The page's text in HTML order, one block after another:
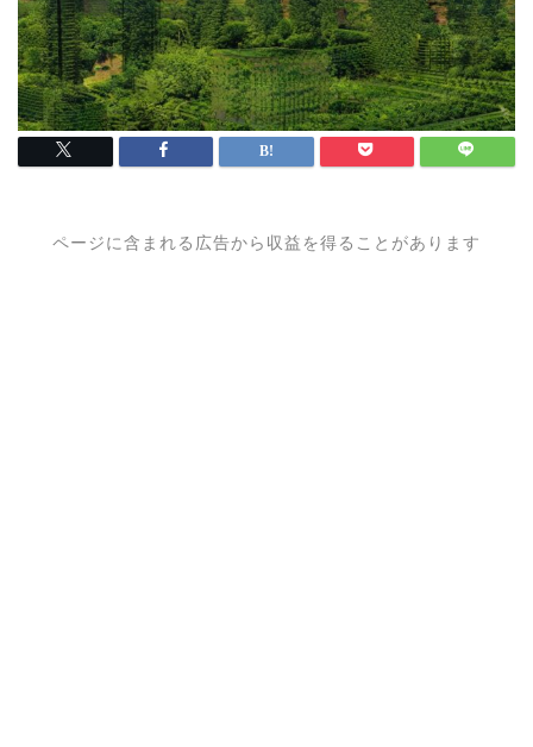
ページに含まれる広告から収益を得ることがあります